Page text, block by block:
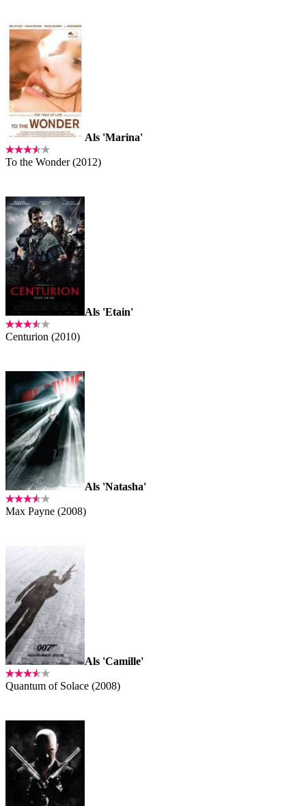
Als 'Marina'
To the Wonder (2012)
Als 'Etain'
Centurion (2010)
Als 'Natasha'
Max Payne (2008)
Als 'Camille'
Quantum of Solace (2008)